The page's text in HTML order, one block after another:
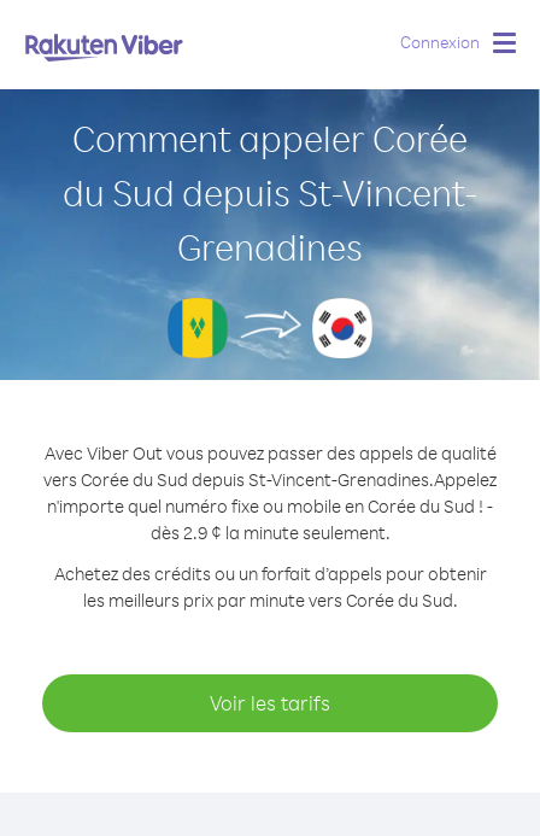
Connexion
Comment appeler Corée
du Sud depuis St-Vincent-
Grenadines
Avec Viber Out vous pouvez passer des appels de qualité
vers Corée du Sud depuis St-Vincent-Grenadines.Appelez
n'importe quel numéro fixe ou mobile en Corée du Sud ! -
dès 2.9 ¢ la minute seulement.
Achetez des crédits ou un forfait d’appels pour obtenir
les meilleurs prix par minute vers Corée du Sud.
Voir les tarifs